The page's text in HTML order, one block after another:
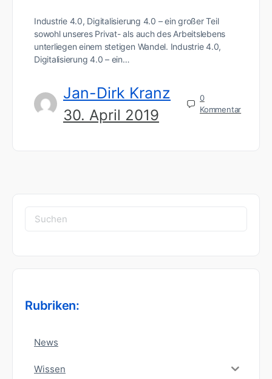
Industrie 4.0, Digitalisierung 4.0 – ein großer Teil
sowohl unseres Privat- als auch des Arbeitslebens
unterliegen einem stetigen Wandel. Industrie 4.0,
Digitalisierung 4.0 – ein…
Jan-Dirk Kranz
30. April 2019
0
Kommentar
Suchen
nach:
Rubriken:
News
Wissen